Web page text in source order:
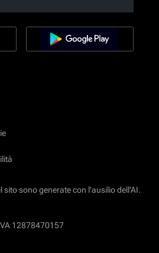
sito sono generate con l'ausilio dell'AI.
12878470157